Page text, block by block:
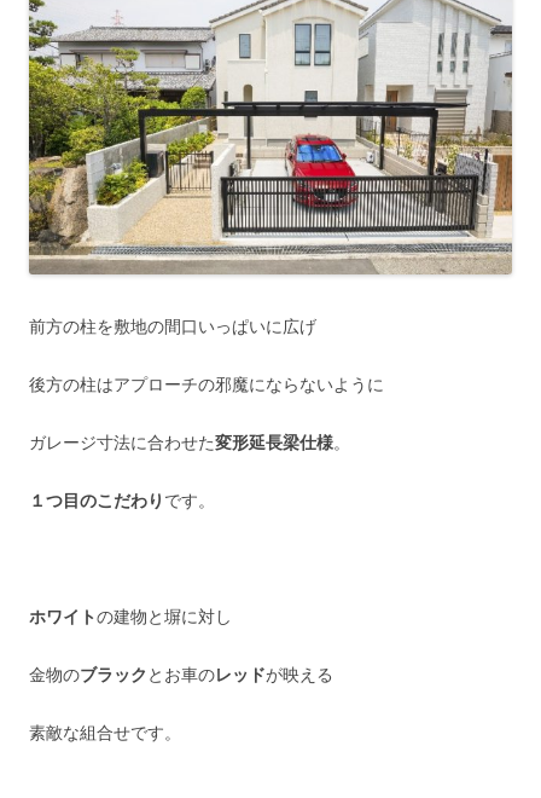
前方の柱を敷地の間口いっぱいに広げ
後方の柱はアプローチの邪魔にならないように
ガレージ寸法に合わせた変形延長梁仕様。
１つ目のこだわり です。
ホワイトの建物と塀に対し
金物のブラック とお車のレッドが映える
素敵な組合せです。